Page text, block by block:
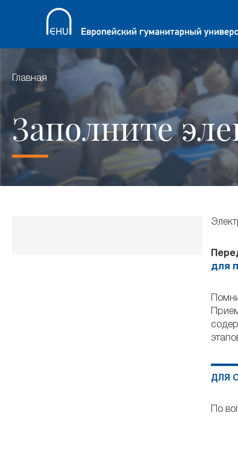
Главная
Заполните
для
ДЛЯ
По